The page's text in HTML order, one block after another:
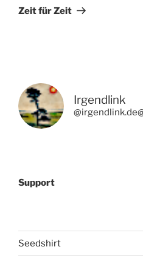
Beitrag
Zeit für Zeit
Irgendlink
Support
Seedshirt